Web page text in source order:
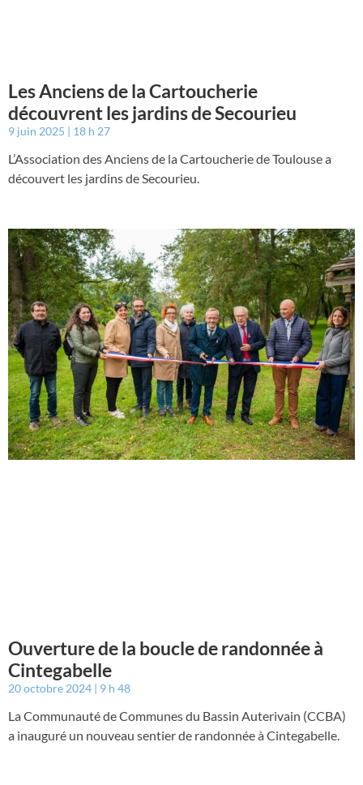
Les Anciens de la Cartoucherie
découvrent les jardins de Secourieu
9 juin 2025 18 h 27
L’Association des Anciens de la Cartoucherie de Toulouse a
découvert les jardins de Secourieu.
Ouverture de la boucle de randonnée à
Cintegabelle
20 octobre 2024 9 h 48
La Communauté de Communes du Bassin Auterivain (CCBA)
a inauguré un nouveau sentier de randonnée à Cintegabelle.